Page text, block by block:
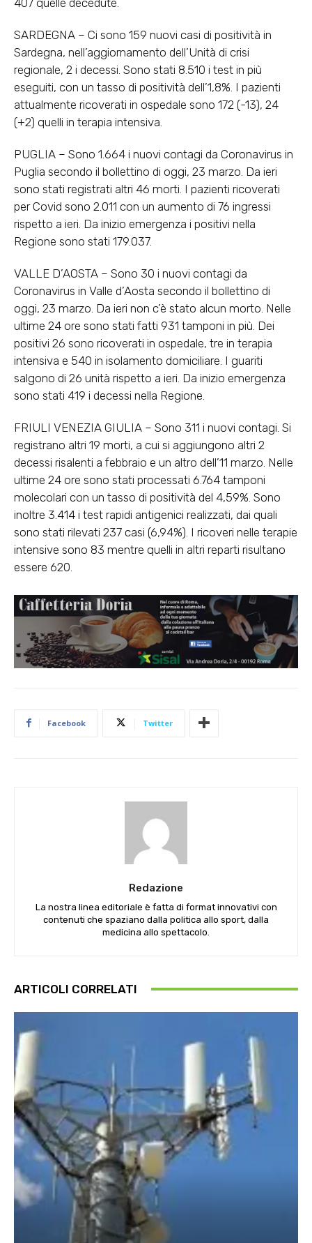
SARDEGNA – Ci sono 159 nuovi casi di positività in
Sardegna, nell’aggiornamento dell’Unità di crisi
regionale, 2 i decessi. Sono stati 8.510 i test in più
eseguiti, con un tasso di positività dell’1,8%. I pazienti
attualmente ricoverati in ospedale sono 172 (-13), 24
(+2) quelli in terapia intensiva.
PUGLIA – Sono 1.664 i nuovi contagi da Coronavirus in
Puglia secondo il bollettino di oggi, 23 marzo. Da ieri
sono stati registrati altri 46 morti. I pazienti ricoverati
per Covid sono 2.011 con un aumento di 76 ingressi
rispetto a ieri. Da inizio emergenza i positivi nella
Regione sono stati 179.037.
VALLE D’AOSTA – Sono 30 i nuovi contagi da
Coronavirus in Valle d’Aosta secondo il bollettino di
oggi, 23 marzo. Da ieri non c’è stato alcun morto. Nelle
ultime 24 ore sono stati fatti 931 tamponi in più. Dei
positivi 26 sono ricoverati in ospedale, tre in terapia
intensiva e 540 in isolamento domiciliare. I guariti
salgono di 26 unità rispetto a ieri. Da inizio emergenza
sono stati 419 i decessi nella Regione.
FRIULI VENEZIA GIULIA – Sono 311 i nuovi contagi. Si
registrano altri 19 morti, a cui si aggiungono altri 2
decessi risalenti a febbraio e un altro dell’11 marzo. Nelle
ultime 24 ore sono stati processati 6.764 tamponi
molecolari con un tasso di positività del 4,59%. Sono
inoltre 3.414 i test rapidi antigenici realizzati, dai quali
sono stati rilevati 237 casi (6,94%). I ricoveri nelle terapie
intensive sono 83 mentre quelli in altri reparti risultano
essere 620.
Facebook Twitter
Redazione
La nostra linea editoriale è fatta di format innovativi con
contenuti che spaziano dalla politica allo sport, dalla
medicina allo spettacolo.
ARTICOLI CORRELATI